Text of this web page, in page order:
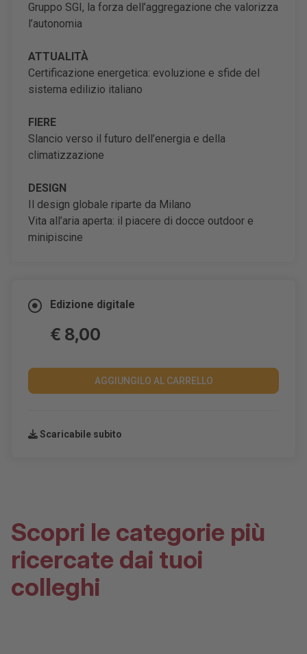
Gruppo SGI, la forza dell’aggregazione che valorizza
l’autonomia
ATTUALITÀ
Certificazione energetica: evoluzione e sfide del
sistema edilizio italiano
FIERE
Slancio verso il futuro dell’energia e della
climatizzazione
DESIGN
Il design globale riparte da Milano
Vita all’aria aperta: il piacere di docce outdoor e
minipiscine
Edizione digitale
€ 8,00
AGGIUNGILO AL CARRELLO
Scaricabile subito
Scopri le categorie più
ricercate dai tuoi
colleghi